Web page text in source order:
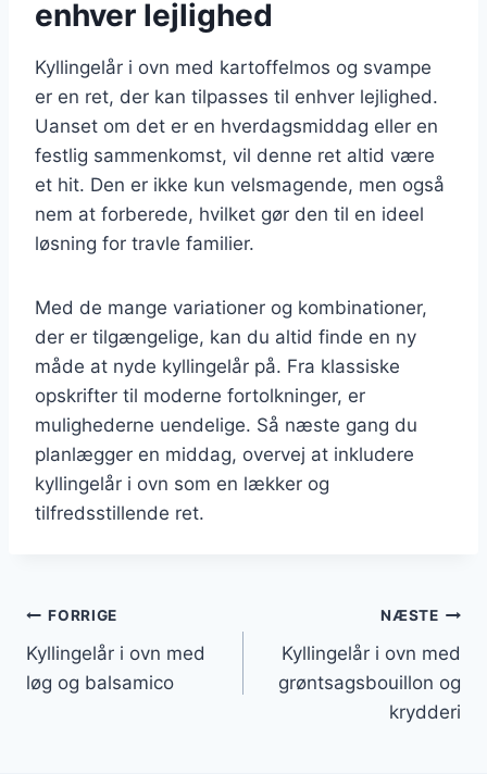
enhver lejlighed
Kyllingelår i ovn med kartoffelmos og svampe
er en ret, der kan tilpasses til enhver lejlighed.
Uanset om det er en hverdagsmiddag eller en
festlig sammenkomst, vil denne ret altid være
et hit. Den er ikke kun velsmagende, men også
nem at forberede, hvilket gør den til en ideel
løsning for travle familier.
Med de mange variationer og kombinationer,
der er tilgængelige, kan du altid finde en ny
måde at nyde kyllingelår på. Fra klassiske
opskrifter til moderne fortolkninger, er
mulighederne uendelige. Så næste gang du
planlægger en middag, overvej at inkludere
kyllingelår i ovn som en lækker og
tilfredsstillende ret.
Indlægsnavigation
FORRIGE
Kyllingelår i ovn med
løg og balsamico
NÆSTE
Kyllingelår i ovn med
grøntsagsbouillon og
krydderi